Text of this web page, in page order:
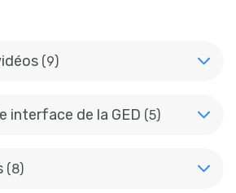
(9)
interface de la GED (5)
(8)